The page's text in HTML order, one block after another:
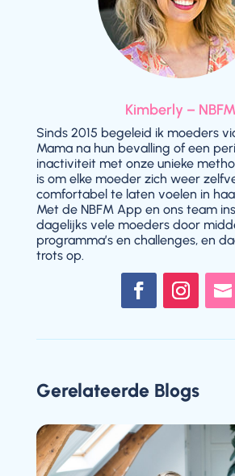
Kimberly – NBFM
Sinds 2015 begeleid ik moeders
Mama na hun bevalling of een
inactiviteit met onze unieke
is om elke moeder zich weer
comfortabel te laten voelen in
Met de NBFM App en ons team
dagelijks vele moeders door
programma’s en challenges, en
trots op.
Gerelateerde Blogs